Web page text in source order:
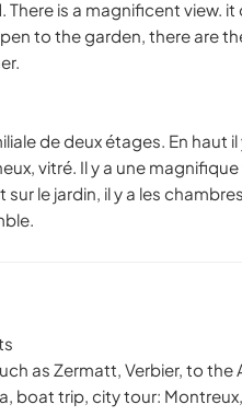
There is a magnificent view.
to the garden, there are
de deux étages. En haut il
vitré. Il y a une
le jardin, il y a les
as Zermatt, Verbier, to the
boat trip, city tour: